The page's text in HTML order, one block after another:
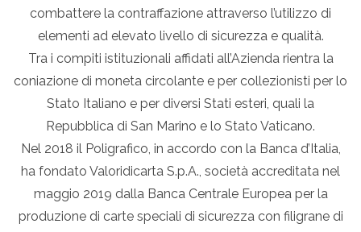
combattere la contraffazione attraverso l’utilizzo di
elementi ad elevato livello di sicurezza e qualità.
Tra i compiti istituzionali affidati all’Azienda rientra la
coniazione di moneta circolante e per collezionisti per lo
Stato Italiano e per diversi Stati esteri, quali la
Repubblica di San Marino e lo Stato Vaticano.
Nel 2018 il Poligrafico, in accordo con la Banca d’Italia,
ha fondato Valoridicarta S.p.A., società accreditata nel
maggio 2019 dalla Banca Centrale Europea per la
produzione di carte speciali di sicurezza con filigrane di